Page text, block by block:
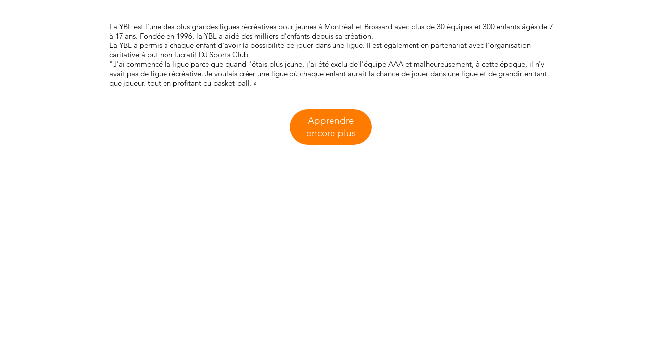
La YBL est l'une des plus grandes ligues récréatives pour jeunes à Montréal et Brossard avec plus de 30 équipes et 300 enfants âgés de 7
à 17 ans. Fondée en 1996, la YBL a aidé des milliers d'enfants depuis sa création.
La YBL a permis à chaque enfant d'avoir la possibilité de jouer dans une ligue. Il est également en partenariat avec l'organisation
caritative à but non lucratif DJ Sports Club.
"J'ai commencé la ligue parce que quand j'étais plus jeune, j'ai été exclu de l'équipe AAA et malheureusement, à cette époque, il n'y
avait pas de ligue récréative. Je voulais créer une ligue où chaque enfant aurait la chance de jouer dans une ligue et de grandir en tant
que joueur, tout en profitant du basket-ball. »
Apprendre
encore plus